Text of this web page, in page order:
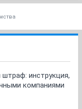
инструкция,
компаниями